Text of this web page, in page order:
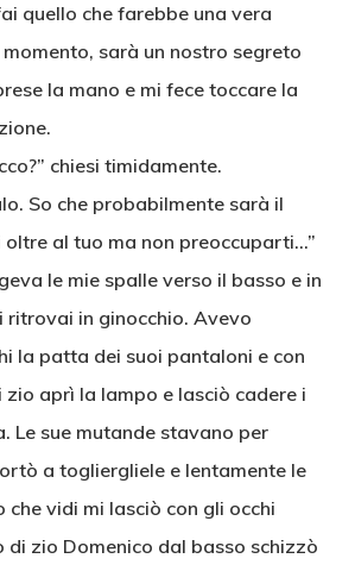
quello che farebbe una vera
sarà un nostro segreto
la mano e mi fece toccare la
chiesi timidamente.
So che probabilmente sarà il
oltre al tuo ma non preoccuparti…”
le mie spalle verso il basso e in
ritrovai in ginocchio. Avevo
la patta dei suoi pantaloni e con
zio aprì la lampo e lasciò cadere i
Le sue mutande stavano per
a togliergliele e lentamente le
che vidi mi lasciò con gli occhi
di zio Domenico dal basso schizzò